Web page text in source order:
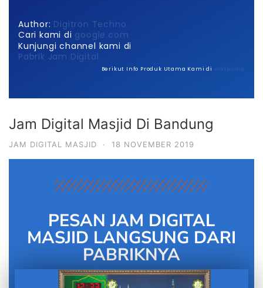
Author: Digitron Techno
Cari kami di google.com
Kunjungi channel kami di
Pabrik Jam Digital
Berikut Info Produk Utama Kami di wikipedia
Jam Digital Masjid Di Bandung
JAM DIGITAL MASJID · 18 NOVEMBER 2019
PESAN JAM DIGITAL
MASJID LANGSUNG DARI
PABRIKNYA